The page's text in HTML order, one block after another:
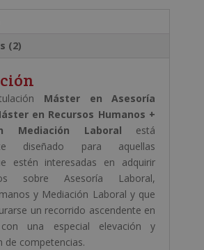
(2)
Máster en Asesoría
en Recursos Humanos +
Mediación Laboral está
diseñado para aquellas
estén interesadas en adquirir
sobre Asesoría Laboral,
y Mediación Laboral y que
un recorrido ascendente en
una especial elevación y
de competencias.